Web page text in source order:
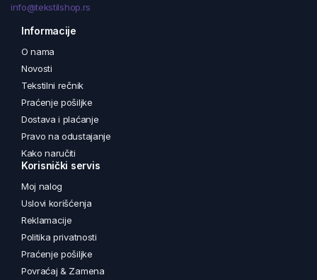
info@tekstilshop.rs
Informacije
O nama
Novosti
Tekstilni rečnik
Praćenje pošiljke
Dostava i plaćanje
Pravo na odustajanje
Kako naručiti
Korisnički servis
Moj nalog
Uslovi korišćenja
Reklamacije
Politika privatnosti
Praćenje pošiljke
Povraćaj & Zamena